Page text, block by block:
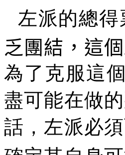
左派的總
乏團結，這
為了克服這
盡可能在做
話，左派必